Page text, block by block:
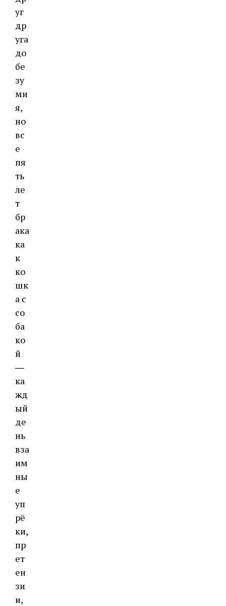
уг
др
уга
до
бе
зу
ми
я,
но
вс
е
пя
ть
ле
т
бр
ака
ка
к
ко
шк
а с
со
ба
ко
й
―
ка
жд
ый
де
нь
вза
им
ны
е
уп
рё
ки,
пр
ет
ен
зи
и,